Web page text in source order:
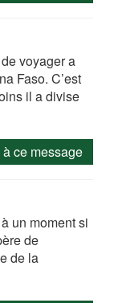
voyager a
Faso. C’est
il a divise
ce message
un moment si
de
de la